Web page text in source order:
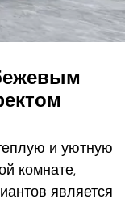
и уютную
комнате,
является